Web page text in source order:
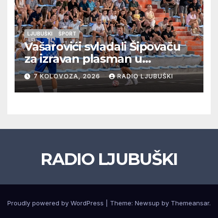
LJUBUŠKI ŠPORT
Vašarovići svladali Šipovaču
za izravan plasman u
četvrtfinale, Grab izborio
prolazak dalje, Klobuk ispao,
večeras počinje četvrtfinale
7 KOLOVOZA, 2026 RADIO LJUBUŠKI
RADIO LJUBUŠKI
Proudly powered by WordPress Theme: Newsup by Themeansar.